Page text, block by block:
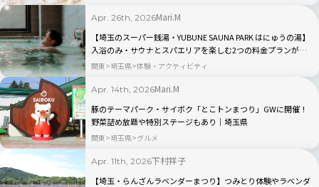
Apr. 26th, 2026Mari.M
【埼玉のスーパー銭湯・YUBUNE SAUNA PARK はにゅうの湯】
入浴のみ・サウナとスパエリアを楽しむ2つの料金プランが登
場
関東 埼玉県 体験・アクティビティ
Apr. 14th, 2026Mari.M
豚のテーマパーク・サイボク「とこトンまつり」GWに開催！
野菜詰め放題や特別ステージもあり｜埼玉県
関東 埼玉県 グルメ
Apr. 11th, 2026下村祥子
【埼玉・らんざんラベンダーまつり】つみとり体験やラベンダ